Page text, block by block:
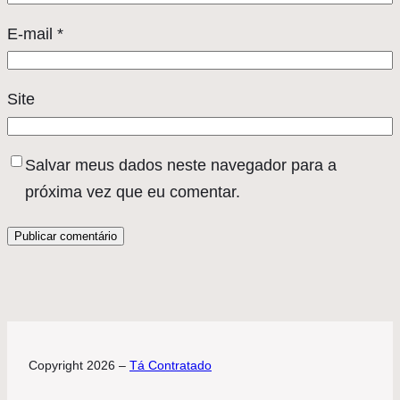
E-mail *
Site
Salvar meus dados neste navegador para a
próxima vez que eu comentar.
Copyright 2026 – Tá Contratado